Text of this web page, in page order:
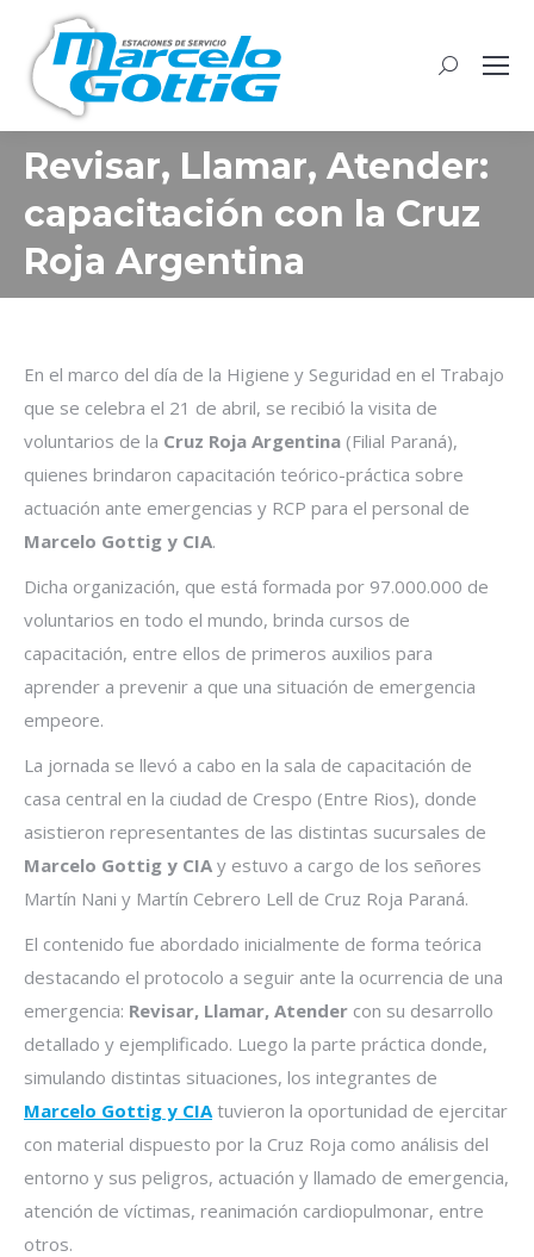
Buscar:
Revisar, Llamar, Atender:
capacitación con la Cruz
Roja Argentina
En el marco del día de la Higiene y Seguridad en el Trabajo
que se celebra el 21 de abril, se recibió la visita de
voluntarios de la Cruz Roja Argentina (Filial Paraná),
quienes brindaron capacitación teórico-práctica sobre
actuación ante emergencias y RCP para el personal de
Marcelo Gottig y CIA.
Dicha organización, que está formada por 97.000.000 de
voluntarios en todo el mundo, brinda cursos de
capacitación, entre ellos de primeros auxilios para
aprender a prevenir a que una situación de emergencia
empeore.
La jornada se llevó a cabo en la sala de capacitación de
casa central en la ciudad de Crespo (Entre Rios), donde
asistieron representantes de las distintas sucursales de
Marcelo Gottig y CIA y estuvo a cargo de los señores
Martín Nani y Martín Cebrero Lell de Cruz Roja Paraná.
El contenido fue abordado inicialmente de forma teórica
destacando el protocolo a seguir ante la ocurrencia de una
emergencia: Revisar, Llamar, Atender con su desarrollo
detallado y ejemplificado. Luego la parte práctica donde,
simulando distintas situaciones, los integrantes de
Marcelo Gottig y CIAtuvieron la oportunidad de ejercitar
con material dispuesto por la Cruz Roja como análisis del
entorno y sus peligros, actuación y llamado de emergencia,
atención de víctimas, reanimación cardiopulmonar, entre
otros.